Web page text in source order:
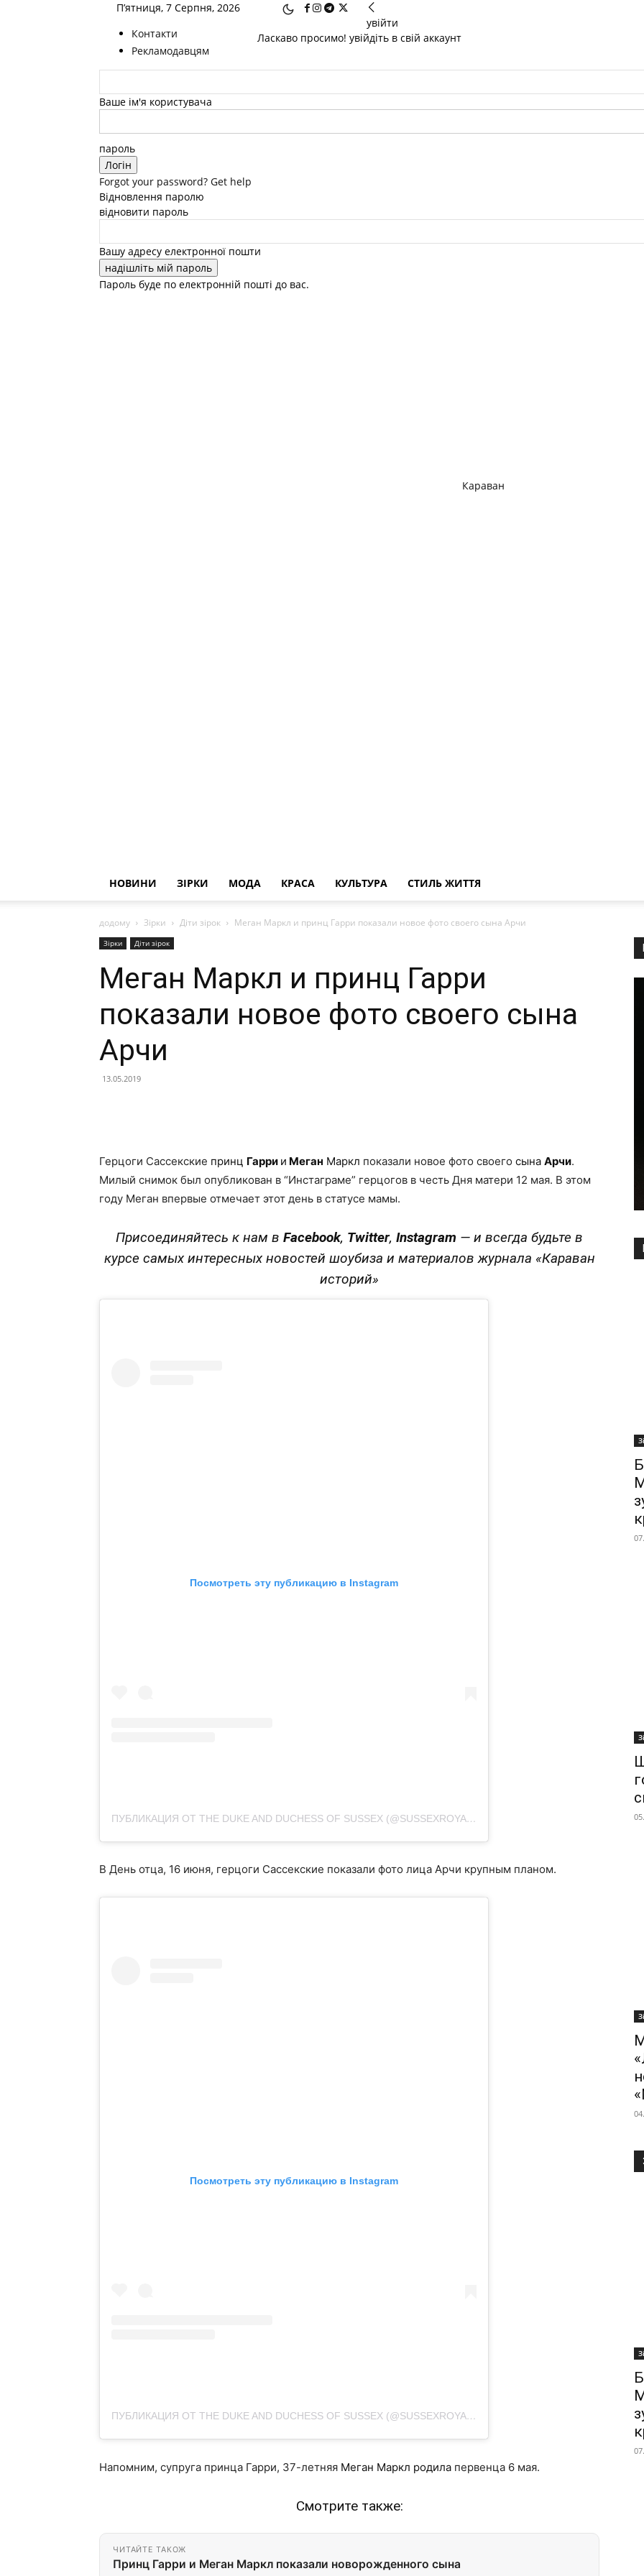
П’ятниця, 7 Серпня, 2026
Контакти
Рекламодавцям
увійти
Ласкаво просимо! увійдіть в свій аккаунт
Ваше ім'я користувача
пароль
Forgot your password? Get help
Відновлення паролю
відновити пароль
Вашу адресу електронної пошти
Пароль буде по електронній пошті до вас.
Караван
НОВИНИ ЗІРКИ МОДА КРАСА КУЛЬТУРА СТИЛЬ ЖИТТЯ
додому Зірки Діти зірок Меган Маркл и принц Гарри показали новое фото своего сына Арчи
Зірки Діти зірок
Меган Маркл и принц Гарри
показали новое фото своего сына
Арчи
13.05.2019
Герцоги Сассекские принц Гарри и Меган Маркл показали новое фото своего сына Арчи.
Милый снимок был опубликован в “Инстаграме” герцогов в честь Дня матери 12 мая. В этом
году Меган впервые отмечает этот день в статусе мамы.
Присоединяйтесь к нам в Facebook, Twitter, Instagram — и всегда будьте в
курсе самых интересных новостей шоубиза и материалов журнала «Караван
историй»
Посмотреть эту публикацию в Instagram
ПУБЛИКАЦИЯ ОТ THE DUKE AND DUCHESS OF SUSSEX (@SUSSEXROYAL)
В День отца, 16 июня, герцоги Сассекские показали фото лица Арчи крупным планом.
Посмотреть эту публикацию в Instagram
ПУБЛИКАЦИЯ ОТ THE DUKE AND DUCHESS OF SUSSEX (@SUSSEXROYAL)
Напомним, супруга принца Гарри, 37-летняя Меган Маркл родила первенца 6 мая.
Смотрите также:
ЧИТАЙТЕ ТАКОЖ
Принц Гарри и Меган Маркл показали новорожденного сына